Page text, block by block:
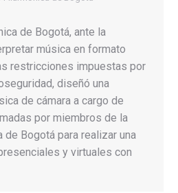
de Bogotá, ante la
música en formato
restricciones impuestas por
diseñó una
de cámara a cargo de
por miembros de la
de Bogotá para realizar una
y virtuales con